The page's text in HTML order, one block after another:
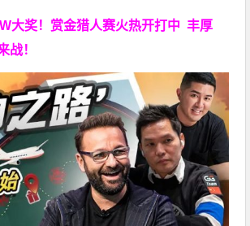
大奖！ 赏金猎人赛火热开打中 丰厚
战！